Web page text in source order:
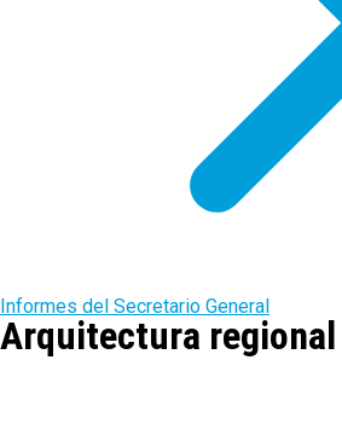
Informes del Secretario General
Arquitectura regional